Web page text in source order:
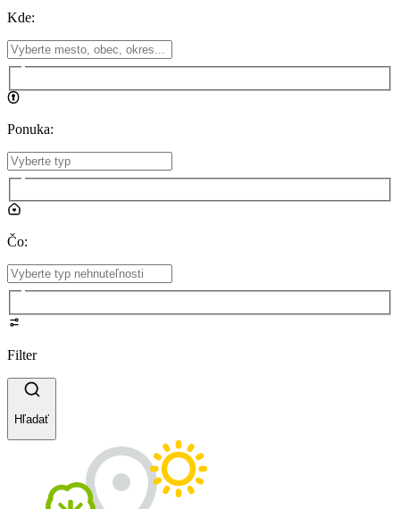
Kde:
Ponuka:
Čo:
Filter
Hľadať